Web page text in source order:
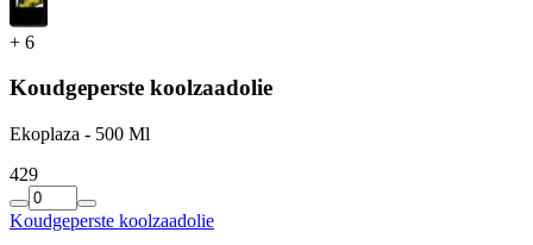
+ 6
Koudgeperste koolzaadolie
Ekoplaza - 500 Ml
429
Koudgeperste koolzaadolie